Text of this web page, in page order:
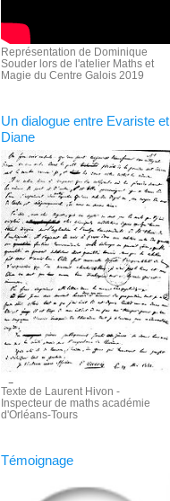
Représentation de Dominique
Souder lors de l'atelier Maths et
Magie du Centre Galois 2019
Un dialogue entre Evariste et
Diane
Texte de Laurent Hivon -
Inspecteur de maths académie
d'Orléans-Tours
Témoignage